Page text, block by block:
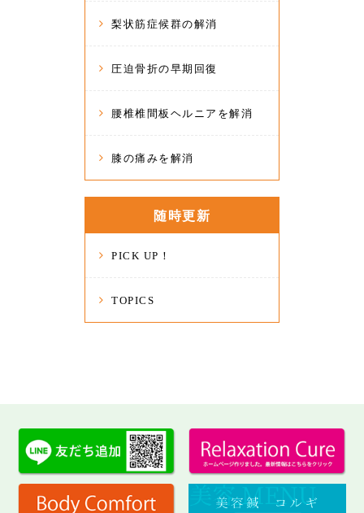
梨状筋症候群の解消
圧迫骨折の早期回復
腰椎椎間板ヘルニアを解消
膝の痛みを解消
随時更新
PICK UP！
TOPICS